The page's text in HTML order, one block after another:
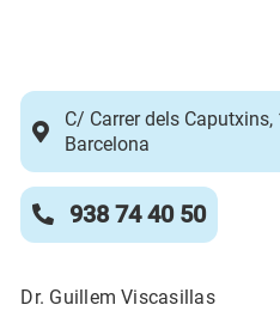
C/ Carrer dels
Barcelona
938 74 40 50
Dr. Guillem Viscasillas